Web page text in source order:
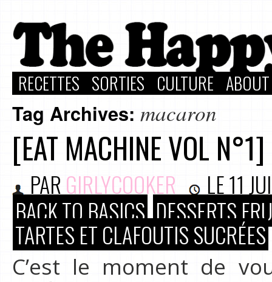
RECETTES SORTIES CULTURE
Tag Archives: macaron
[EAT MACHINE VOL
PAR GIRLYCOOKER LE11
BACK TO BASICS DESSERTS
TARTES ET CLAFOUTIS SUCRÉES
C’est le moment de